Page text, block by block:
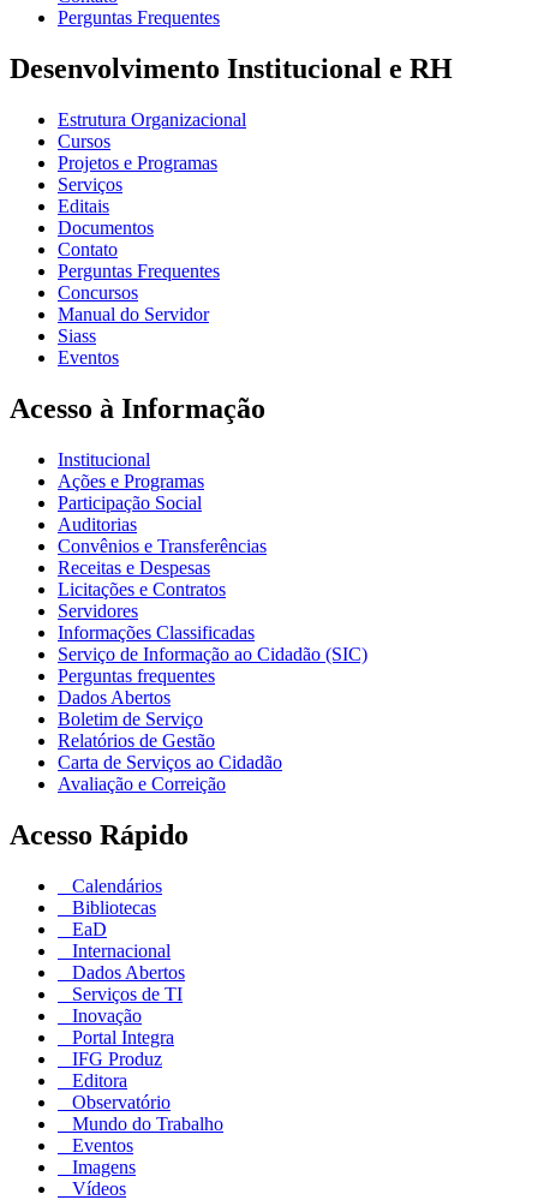
Perguntas Frequentes
Desenvolvimento Institucional e RH
Estrutura Organizacional
Cursos
Projetos e Programas
Serviços
Editais
Documentos
Contato
Perguntas Frequentes
Concursos
Manual do Servidor
Siass
Eventos
Acesso à Informação
Institucional
Ações e Programas
Participação Social
Auditorias
Convênios e Transferências
Receitas e Despesas
Licitações e Contratos
Servidores
Informações Classificadas
Serviço de Informação ao Cidadão (SIC)
Perguntas frequentes
Dados Abertos
Boletim de Serviço
Relatórios de Gestão
Carta de Serviços ao Cidadão
Avaliação e Correição
Acesso Rápido
Calendários
Bibliotecas
EaD
Internacional
Dados Abertos
Serviços de TI
Inovação
Portal Integra
IFG Produz
Editora
Observatório
Mundo do Trabalho
Eventos
Imagens
Vídeos